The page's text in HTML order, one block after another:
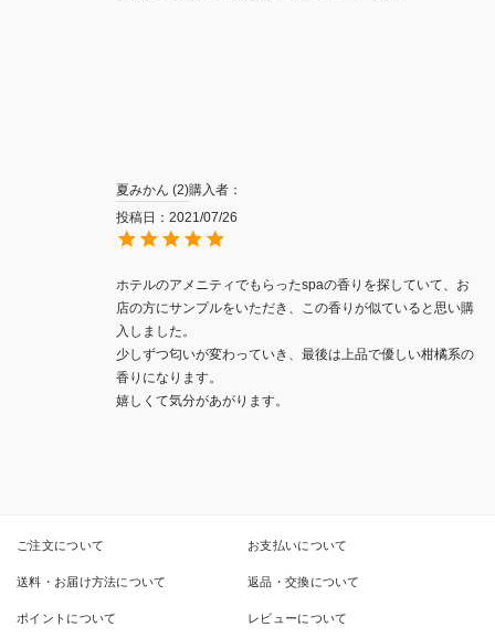
夏みかん 2 購入者
投稿日
2021/07/26
ホテルのアメニティでもらったspaの香りを探していて、お
店の方にサンプルをいただき、この香りが似ていると思い購
入しました。
少しずつ匂いが変わっていき、最後は上品で優しい柑橘系の
香りになります。
ご注文について お支払いについて
送料・お届け方法について 返品・交換について
ポイントについて レビューについて